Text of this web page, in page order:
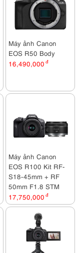
Máy ảnh Canon
EOS R50 Body
16,490,000 đ
Máy ảnh Canon
EOS R100 Kit RF-
S18-45mm + RF
50mm F1.8 STM
17,750,000 đ